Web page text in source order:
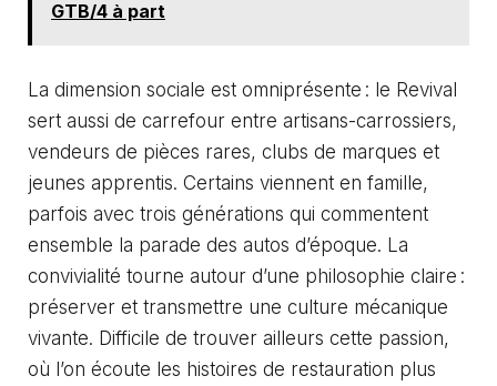
GTB/4 à part
La dimension sociale est omniprésente : le Revival
sert aussi de carrefour entre artisans-carrossiers,
vendeurs de pièces rares, clubs de marques et
jeunes apprentis. Certains viennent en famille,
parfois avec trois générations qui commentent
ensemble la parade des autos d’époque. La
convivialité tourne autour d’une philosophie claire :
préserver et transmettre une culture mécanique
vivante. Difficile de trouver ailleurs cette passion,
où l’on écoute les histoires de restauration plus